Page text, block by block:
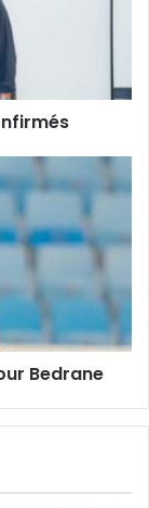
Bedrane